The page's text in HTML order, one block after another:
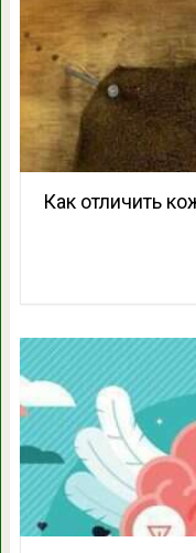
Как отличить